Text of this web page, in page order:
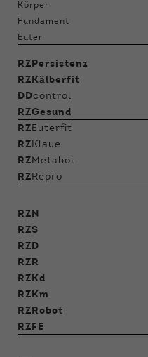
Körper
Fundament
Euter
RZPersistenz
RZKälberfit
DDcontrol
RZGesund
RZEuterfit
RZKlaue
RZMetabol
RZRepro
RZN
RZS
RZD
RZR
RZKd
RZKm
RZRobot
RZFE